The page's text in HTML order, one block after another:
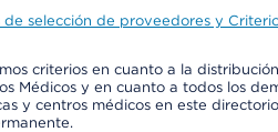
de selección de proveedores y
criterios en cuanto a la
Médicos y en cuanto a todos los
y centros médicos en este